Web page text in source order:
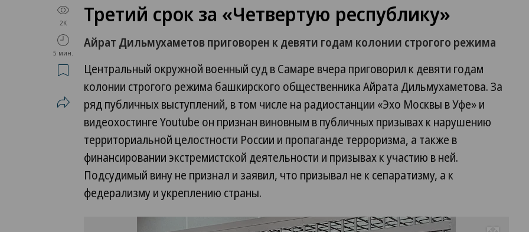
2K
5 мин.
Третий срок за «Четвертую республику»
Айрат Дильмухаметов приговорен к девяти годам колонии строгого режима
Центральный окружной военный суд в Самаре вчера приговорил к девяти годам
колонии строгого режима башкирского общественника Айрата Дильмухаметова. За
ряд публичных выступлений, в том числе на радиостанции «Эхо Москвы в Уфе» и
видеохостинге Youtube он признан виновным в публичных призывах к нарушению
территориальной целостности России и пропаганде терроризма, а также в
финансировании экстремистской деятельности и призывах к участию в ней.
Подсудимый вину не признал и заявил, что призывал не к сепаратизму, а к
федерализму и укреплению страны.